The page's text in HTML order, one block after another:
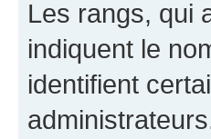
Les rangs, qui
indiquent le
identifient